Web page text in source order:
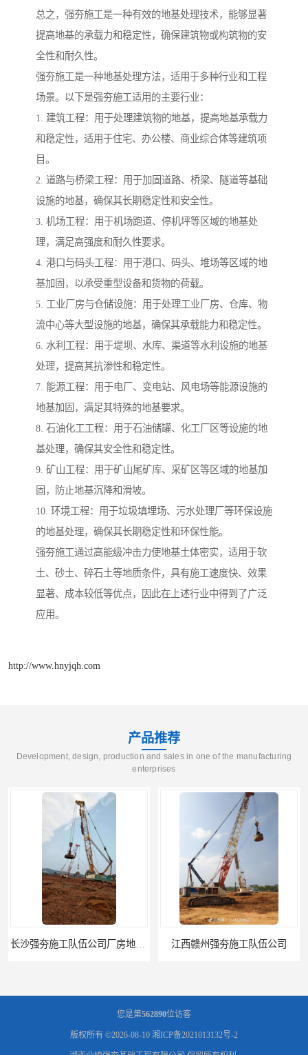
总之，强夯施工是一种有效的地基处理技术，能够显著
提高地基的承载力和稳定性，确保建筑物或构筑物的安
全性和耐久性。
强夯施工是一种地基处理方法，适用于多种行业和工程
场景。以下是强夯施工适用的主要行业：
1. 建筑工程：用于处理建筑物的地基，提高地基承载力
和稳定性，适用于住宅、办公楼、商业综合体等建筑项
目。
2. 道路与桥梁工程：用于加固道路、桥梁、隧道等基础
设施的地基，确保其长期稳定性和安全性。
3. 机场工程：用于机场跑道、停机坪等区域的地基处
理，满足高强度和耐久性要求。
4. 港口与码头工程：用于港口、码头、堆场等区域的地
基加固，以承受重型设备和货物的荷载。
5. 工业厂房与仓储设施：用于处理工业厂房、仓库、物
流中心等大型设施的地基，确保其承载能力和稳定性。
6. 水利工程：用于堤坝、水库、渠道等水利设施的地基
处理，提高其抗渗性和稳定性。
7. 能源工程：用于电厂、变电站、风电场等能源设施的
地基加固，满足其特殊的地基要求。
8. 石油化工工程：用于石油储罐、化工厂区等设施的地
基处理，确保其安全性和稳定性。
9. 矿山工程：用于矿山尾矿库、采矿区等区域的地基加
固，防止地基沉降和滑坡。
10. 环境工程：用于垃圾填埋场、污水处理厂等环保设施
的地基处理，确保其长期稳定性和环保性能。
强夯施工通过高能级冲击力使地基土体密实，适用于软
土、砂土、碎石土等地质条件，具有施工速度快、效果
显著、成本较低等优点，因此在上述行业中得到了广泛
应用。
http://www.hnyjqh.com
产品推荐
Development, design, production and sales in one of the manufacturing
enterprises
江西赣州强夯施工队伍公司 江西景德镇强夯施工队伍公司
您是第562890位访客
版权所有 ©2026-08-10 湘ICP备2021013132号-2